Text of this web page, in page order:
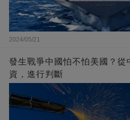
2024/05/21
發生戰爭中國怕不怕美國？從
資，進行判斷